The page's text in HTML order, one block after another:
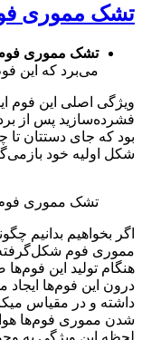
تشک مموری
تشک مموری
می‌برد که این
ویژگی اصلی این فوم
فشرده‌سازید پس از
بود که جای دستتان تا
شکل اولیه خود
تشک مموری
اگر بخواهیم بدانیم
مموری فوم
هنگام تولید این
درون این فوم‌ها
داشته و در مقیاس
شدن مموری فوم‌ها
لحظه این ویژگی به